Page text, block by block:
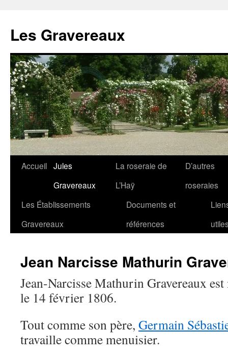
contenu
Les Gravereaux
Accueil Jules
Gravereaux
La roseraie de
L’Haÿ
D’autres
roseraies
Les Établissements
Gravereaux
Documents et
références
Jean Narcisse Mathurin
Jean-Narcisse Mathurin Gravereaux
le 14 février 1806.
Tout comme son père, Germain
travaille comme menuisier.